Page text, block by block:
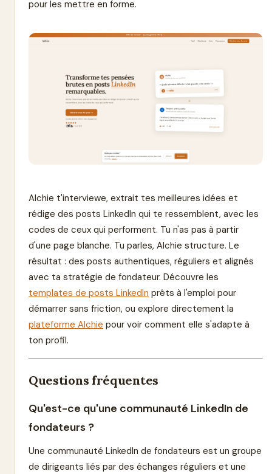
pour les mettre en forme.
Alchie t'interviewe, extrait tes meilleures idées et
rédige des posts LinkedIn qui te ressemblent, avec les
codes de ceux qui performent. Tu n'as pas à partir
d'une page blanche. Tu parles, Alchie structure. Le
résultat : des posts authentiques, réguliers et alignés
avec ta stratégie de fondateur. Découvre les
templates de posts LinkedIn prêts à l'emploi pour
démarrer sans friction, ou explore directement la
plateforme Alchie pour voir comment elle s'adapte à
ton profil.
Questions fréquentes
Qu'est-ce qu'une communauté LinkedIn de
fondateurs ?
Une communauté LinkedIn de fondateurs est un groupe
de dirigeants liés par des échanges réguliers et une